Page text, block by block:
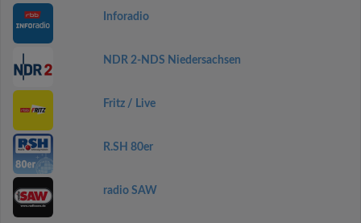
Inforadio
NDR 2-NDS Niedersachsen
Fritz / Live
R.SH 80er
radio SAW